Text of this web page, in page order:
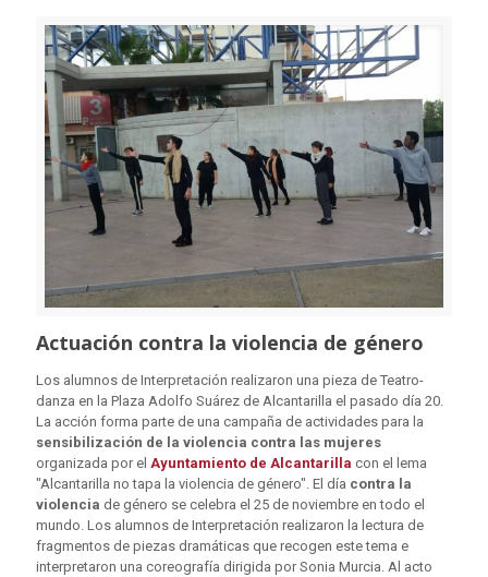
Actuación contra la violencia de género
Los alumnos de Interpretación realizaron una pieza de Teatro-
danza en la Plaza Adolfo Suárez de Alcantarilla el pasado día 20.
La acción forma parte de una campaña de actividades para la
sensibilización de la violencia contra las mujeres
organizada por el Ayuntamiento de Alcantarilla con el lema
"Alcantarilla no tapa la violencia de género". El día contra la
violencia de género se celebra el 25 de noviembre en todo el
mundo. Los alumnos de Interpretación realizaron la lectura de
fragmentos de piezas dramáticas que recogen este tema e
interpretaron una coreografía dirigida por Sonia Murcia. Al acto